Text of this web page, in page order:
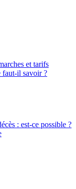
et tarifs
faut-il savoir ?
: est-ce possible ?